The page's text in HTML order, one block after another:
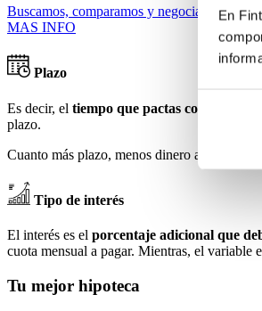
En
Buscamos, comparamos y negociamos con
MAS INFO
Plazo
Es decir, el tiempo que pactas con el
plazo.
Cuanto más plazo, menos dinero a pagar en
Tipo de interés
El interés es el porcentaje adicional que
cuota mensual a pagar. Mientras, el
Tu mejor hipoteca